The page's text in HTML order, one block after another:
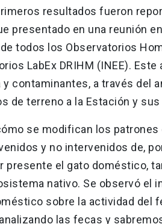
resultados fueron
presentado en una reunión
todos los Observatorios
LabEx DRIHM (INEE).
y contaminantes, a través del
de terreno a la Estación y
se modifican los
y no intervenidos de,
presente el gato doméstico,
nativo. Se observó el
sobre la actividad del
las fecas y